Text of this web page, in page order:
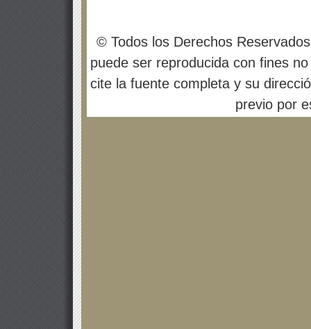
© Todos los Derechos
puede ser reproducida con fines
cite la fuente completa y su
previo por